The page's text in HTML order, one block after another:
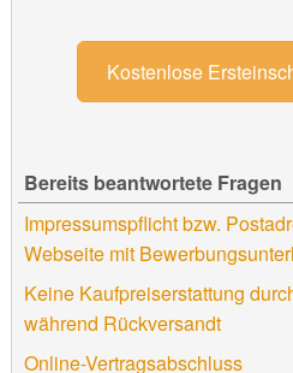
Kostenlose
Bereits beantwortete Fragen
Impressumspflicht bzw.
Webseite mit
Keine Kaufpreiserstattung
während Rückversandt
Online-Vertragsabschluss